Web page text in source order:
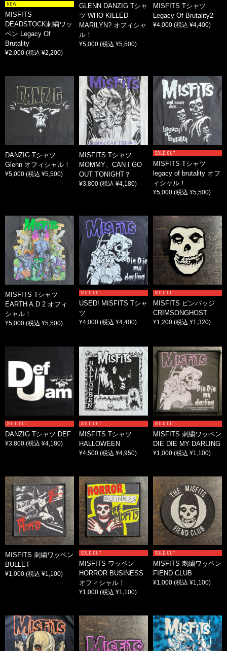
NEW
MISFITS
DEADSTOCK刺繍ワッ
ペン Legacy Of
Brutality
¥2,000 (税込 ¥2,200)
GLENN DANZIG Tシャ
ツ WHO KILLED
MARILYN? オフィシャ
ル！
¥5,000 (税込 ¥5,500)
MISFITS Tシャツ
Legacy Of Brutality2
¥4,000 (税込 ¥4,400)
DANZIG Tシャツ
Glenn オフィシャル！
¥5,000 (税込 ¥5,500)
MISFITS Tシャツ
MOMMY、CAN I GO
OUT TONIGHT？
¥3,800 (税込 ¥4,180)
SOLD OUT
MISFITS Tシャツ
legacy of brutality オフ
ィシャル！
¥5,000 (税込 ¥5,500)
MISFITS Tシャツ
EARTH A.D 2 オフィ
シャル！
¥5,000 (税込 ¥5,500)
SOLD OUT
USED! MISFITS Tシャ
ツ
¥4,000 (税込 ¥4,400)
SOLD OUT
MISFITS ピンバッジ
CRIMSONGHOST
¥1,200 (税込 ¥1,320)
SOLD OUT
DANZIG Tシャツ DEF
¥3,800 (税込 ¥4,180)
SOLD OUT
MISFITS Tシャツ
HALLOWEEN
¥4,500 (税込 ¥4,950)
SOLD OUT
MISFITS 刺繍ワッペン
DIE DIE MY DARLING
¥1,000 (税込 ¥1,100)
MISFITS 刺繍ワッペン
BULLET
¥1,000 (税込 ¥1,100)
SOLD OUT
MISFITS ワッペン
HORROR BUSINESS
オフィシャル！
¥1,000 (税込 ¥1,100)
SOLD OUT
MISFITS 刺繍ワッペン
FIEND CLUB
¥1,000 (税込 ¥1,100)